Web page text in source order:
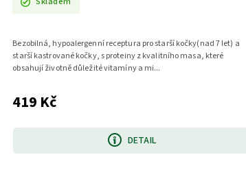
419 Kč
DETAIL
Bezobilná, hypoalergenní receptura pro starší kočky(nad 7 let) a
starší kastrované kočky, s proteiny z kvalitního masa, které
obsahují životně důležité vitamíny a mi...